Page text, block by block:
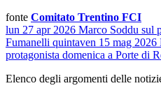
fonte Comitato Trentino FCI
lun 27 apr 2026 Marco Soddu sul
Fumanelli quintaven 15 mag 2026
protagonista domenica a Porte di
Elenco degli argomenti delle